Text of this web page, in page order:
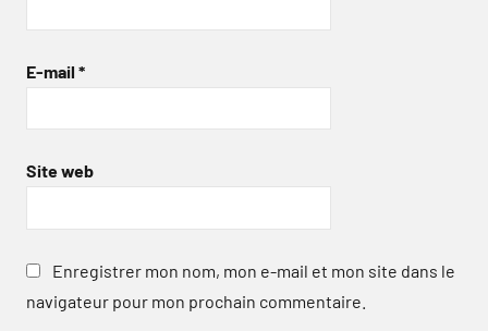
E-mail *
Site web
Enregistrer mon nom, mon e-mail et mon site dans le
navigateur pour mon prochain commentaire.